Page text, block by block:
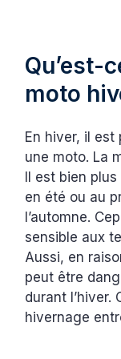
Qu’est-
moto
En hiver, il
une moto. La
Il est bien
en été ou au
l’automne.
sensible aux
Aussi, en
peut être
durant l’hiver.
hivernage